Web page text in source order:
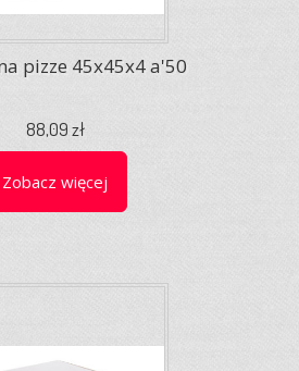
pizze 45x45x4 a'50
88,09 zł
Zobacz więcej